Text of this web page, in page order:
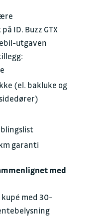
ID. Buzz GTX
utgaven
(el. bakluke og
garanti
med
kupé med 30-